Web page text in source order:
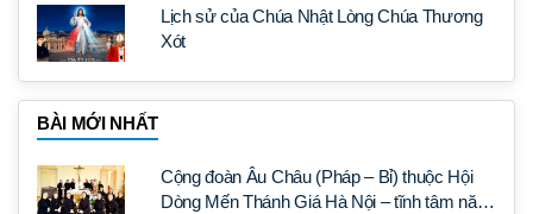
Lịch sử của Chúa Nhật Lòng Chúa Thương
Xót
BÀI MỚI NHẤT
Cộng đoàn Âu Châu (Pháp – Bỉ) thuộc Hội
Dòng Mến Thánh Giá Hà Nội – tĩnh tâm năm